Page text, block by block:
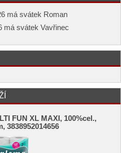
má svátek Roman
má svátek Vavřinec
FUN XL MAXI, 100%cel.,
3838952014656